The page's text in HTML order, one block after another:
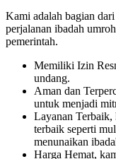
Kami adalah bagian
perjalanan ibadah
pemerintah.
Memiliki Izin
undang.
Aman dan
untuk menjadi
Layanan Terbaik,
terbaik seperti
menunaikan
Harga Hemat,